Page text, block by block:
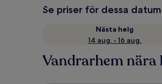
Se priser för dessa datum
Nästa helg
14 aug. - 16 aug.
Vandrarhem nära